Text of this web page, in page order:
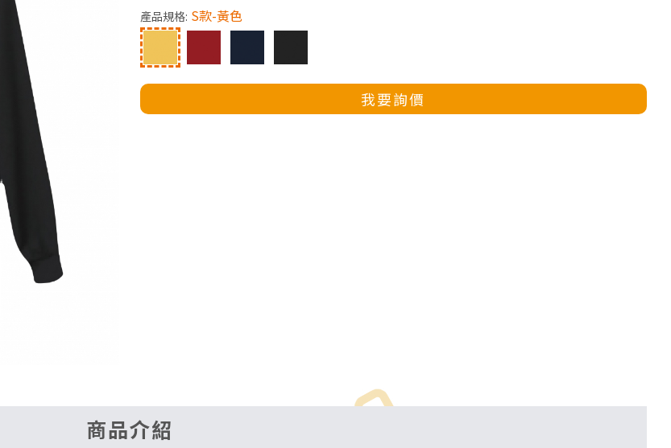
產品規格: S款-黃色
我要詢價
商品介紹